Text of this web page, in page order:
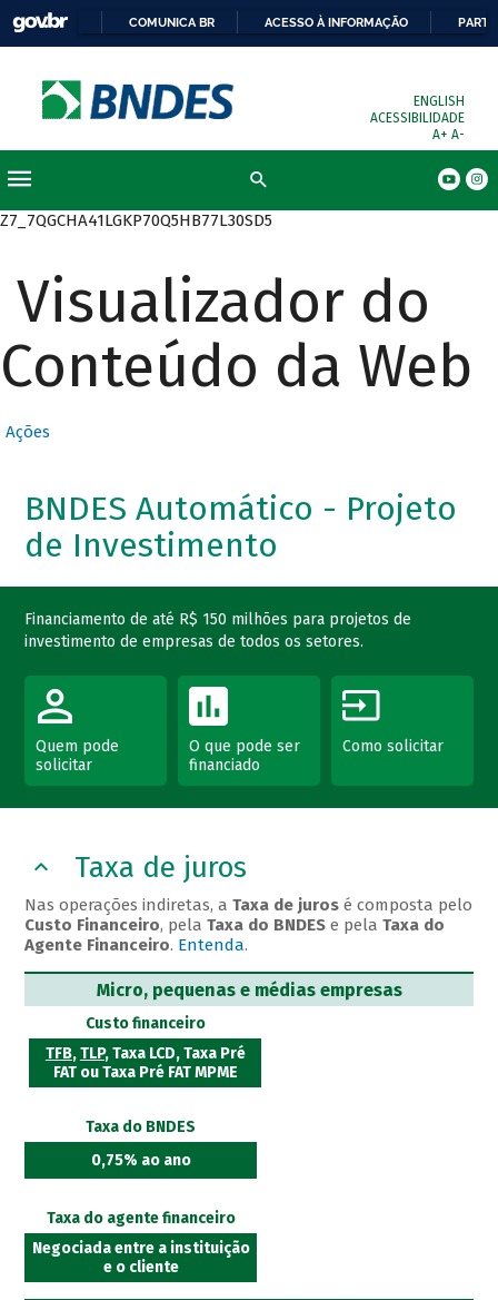
COMUNICA BR ACESSO À INFORMAÇÃO
ENGLISH
ACESSIBILIDADE
A+ A-
Z7_7QGCHA41LGKP70Q5HB77L30SD5
Visualizador do
Conteúdo da Web
Ações
BNDES Automático - Projeto
de Investimento
Financiamento de até R$ 150 milhões para projetos de
investimento de empresas de todos os setores.
Quem pode
solicitar
O que pode ser
financiado
Como solicitar
Taxa de juros
Nas operações indiretas, aTaxa de juros é composta pelo
Custo Financeiro, pelaTaxa do BNDES e pelaTaxa do
Agente Financeiro. Entenda.
Micro, pequenas e médias empresas
Custo financeiro
TFB,TLP, Taxa LCD, Taxa Pré
FAT ou Taxa Pré FAT MPME
Taxa do BNDES
0,75% ao ano
Taxa do agente financeiro
Negociada entre a instituição
e o cliente